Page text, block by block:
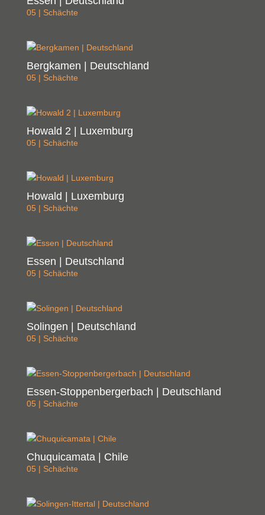
05 | Schächte
Bergkamen | Deutschland
05 | Schächte
Howald 2 | Luxemburg
05 | Schächte
Howald | Luxemburg
05 | Schächte
Essen | Deutschland
05 | Schächte
Solingen | Deutschland
05 | Schächte
Essen-Stoppenbergerbach | Deutschland
05 | Schächte
Chuquicamata | Chile
05 | Schächte